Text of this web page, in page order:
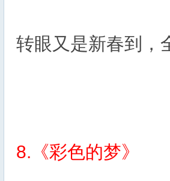
转眼又是新春到，
8.《彩色的梦》